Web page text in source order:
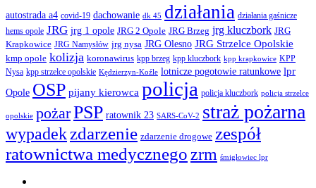
autostrada a4 covid-19 dachowanie dk 45 działania działania gaśnicze
hems opole JRG jrg 1 opole JRG 2 Opole JRG Brzeg jrg kluczbork JRG
Krapkowice JRG Namysłów jrg nysa JRG Olesno JRG Strzelce Opolskie
kmp opole kolizja koronawirus kpp brzeg kpp kluczbork kpp krapkowice KPP
Nysa kpp strzelce opolskie Kędzierzyn-Koźle lotnicze pogotowie ratunkowe lpr
Opole OSP pijany kierowca policja policja kluczbork policja strzelce
opolskie pożarPSP ratownik 23 SARS-CoV-2 straż pożarna
wypadekzdarzenie zdarzenie drogowe zespół
ratownictwa medycznego zrm śmigłowiec lpr